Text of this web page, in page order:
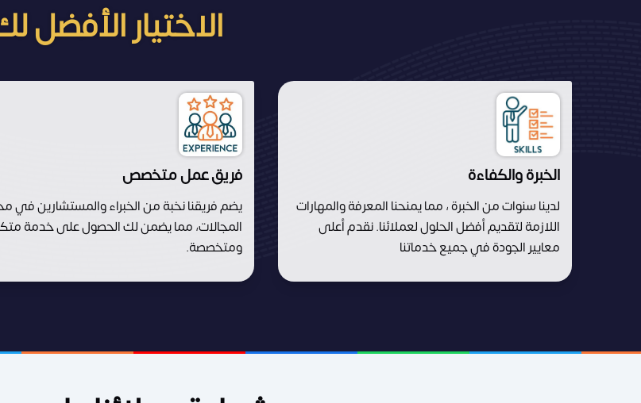
الاختيار الأفضل
الخبرة والكفاءة
لدينا سنوات من الخبرة ، مما يمنحنا المعرفة والمهارات
اللازمة لتقديم أفضل الحلول لعملائنا. نقدم أعلى
معايير الجودة في جميع خدماتنا
فريق عمل متخصص
يضم فريقنا نخبة من الخبراء والمستشارين في
المجالات، مما يضمن لك الحصول على خدمة
ومتخصصة.